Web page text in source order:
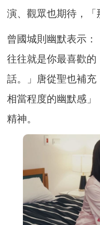
演、觀眾也期待，「
曾國城則幽默表示：
往往就是你最喜歡的
話。」唐從聖也補
相當程度的幽默感
精神。